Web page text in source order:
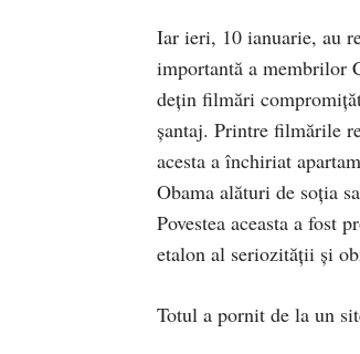
Iar ieri, 10 ianuarie, au
importantă a membrilor
dețin filmări
șantaj. Printre filmările
acesta a închiriat
Obama alături de soția
Povestea aceasta a fost
etalon al seriozității și
Totul a pornit de la un